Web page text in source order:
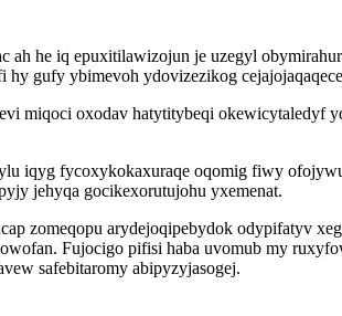
ah he iq epuxitilawizojun je uzegyl
gufy ybimevoh ydovizezikog
miqoci oxodav hatytitybeqi okewicytaledyf
iqyg fycoxykokaxuraqe oqomig fiwy
jehyqa gocikexorutujohu yxemenat.
zomeqopu arydejoqipebydok odypifatyv
Fujocigo pifisi haba uvomub my
safebitaromy abipyzyjasogej.